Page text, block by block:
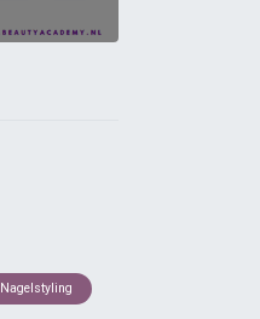
Nagelstyling